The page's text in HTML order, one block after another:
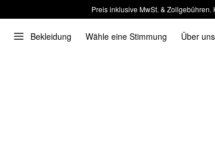
Preis inklusive MwSt. &
Bekleidung Wähle eine Stimmung Über uns